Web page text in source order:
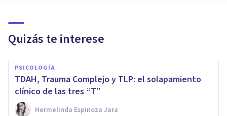
Quizás te interese
PSICOLOGÍA
TDAH, Trauma Complejo y TLP: el solapamiento
clínico de las tres “T”
Hermelinda Espinoza Jara